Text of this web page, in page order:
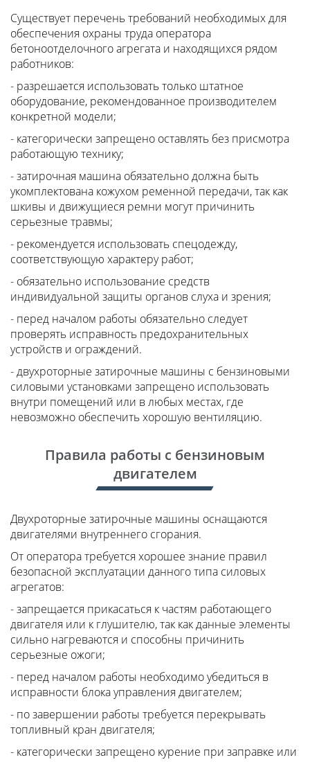
Существует перечень требований необходимых для
обеспечения охраны труда оператора
бетоноотделочного агрегата и находящихся рядом
работников:
- разрешается использовать только штатное
оборудование, рекомендованное производителем
конкретной модели;
- категорически запрещено оставлять без присмотра
работающую технику;
- затирочная машина обязательно должна быть
укомплектована кожухом ременной передачи, так как
шкивы и движущиеся ремни могут причинить
серьезные травмы;
- рекомендуется использовать спецодежду,
соответствующую характеру работ;
- обязательно использование средств
индивидуальной защиты органов слуха и зрения;
- перед началом работы обязательно следует
проверять исправность предохранительных
устройств и ограждений.
- двухроторные затирочные машины с бензиновыми
силовыми установками запрещено использовать
внутри помещений или в любых местах, где
невозможно обеспечить хорошую вентиляцию.
Правила работы с бензиновым
двигателем
Двухроторные затирочные машины оснащаются
двигателями внутреннего сгорания.
От оператора требуется хорошее знание правил
безопасной эксплуатации данного типа силовых
агрегатов:
- запрещается прикасаться к частям работающего
двигателя или к глушителю, так как данные элементы
сильно нагреваются и способны причинить
серьезные ожоги;
- перед началом работы необходимо убедиться в
исправности блока управления двигателем;
- по завершении работы требуется перекрывать
топливный кран двигателя;
- категорически запрещено курение при заправке или